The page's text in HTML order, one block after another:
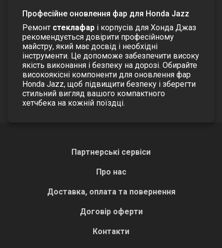
Професійне оновлення фар для Honda Jazz
Ремонт стеклафар і корпусів для Хонда Джаз
рекомендується довірити професійному
майстру, який має досвід і необхідні
інструменти. Це допоможе забезпечити високу
якість виконання і безпеку на дорозі. Обирайте
високоякісні компоненти для оновлення фар
Honda Jazz, щоб підвищити безпеку і зберегти
стильний вигляд вашого компактного
хетчбека на кожній поїздці.
Партнерські сервіси
Про нас
Доставка, оплата та повернення
Договір оферти
Контакти